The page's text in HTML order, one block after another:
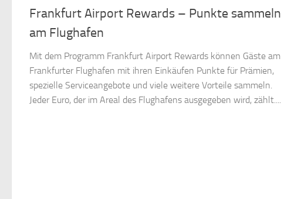
Frankfurt Airport Rewards – Punkte sammeln
am Flughafen
Mit dem Programm Frankfurt Airport Rewards können Gäste am
Frankfurter Flughafen mit ihren Einkäufen Punkte für Prämien,
spezielle Serviceangebote und viele weitere Vorteile sammeln.
Jeder Euro, der im Areal des Flughafens ausgegeben wird, zählt....